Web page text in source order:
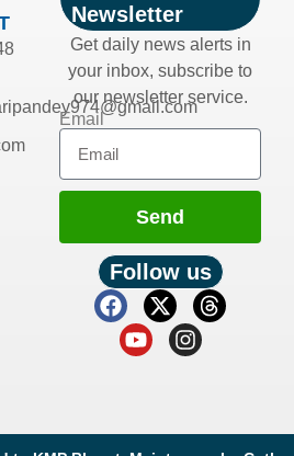
Newsletter
Get daily news alerts in
your inbox, subscribe to
our newsletter service.
Email
Send
Follow us